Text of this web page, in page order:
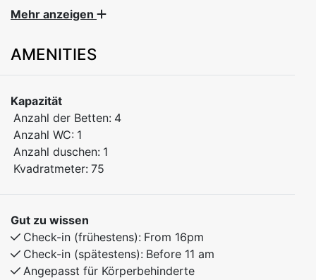
Welcome to a practical and comfortable 2-bedroom
of friends, or couples looking to explore the area year-
Sleeping arrangements:
Bedroom 1: Family bunk bed (120 cm lower bunk, 90
cm upper bunk)
Bedroom 2: Family bunk bed (120 cm lower bunk, 90
cm upper bunk)
comfortable living room. Enjoy easy access to skiing,
hiking, and nature – the ideal base for year-round
stays.
Mehr anzeigen
AMENITIES
Kapazität
Anzahl der Betten: 4
Anzahl WC: 1
Anzahl duschen: 1
Kvadratmeter: 75
Gut zu wissen
Check-in (frühestens): From 16pm
Check-in (spätestens): Before 11 am
Angepasst für Körperbehinderte